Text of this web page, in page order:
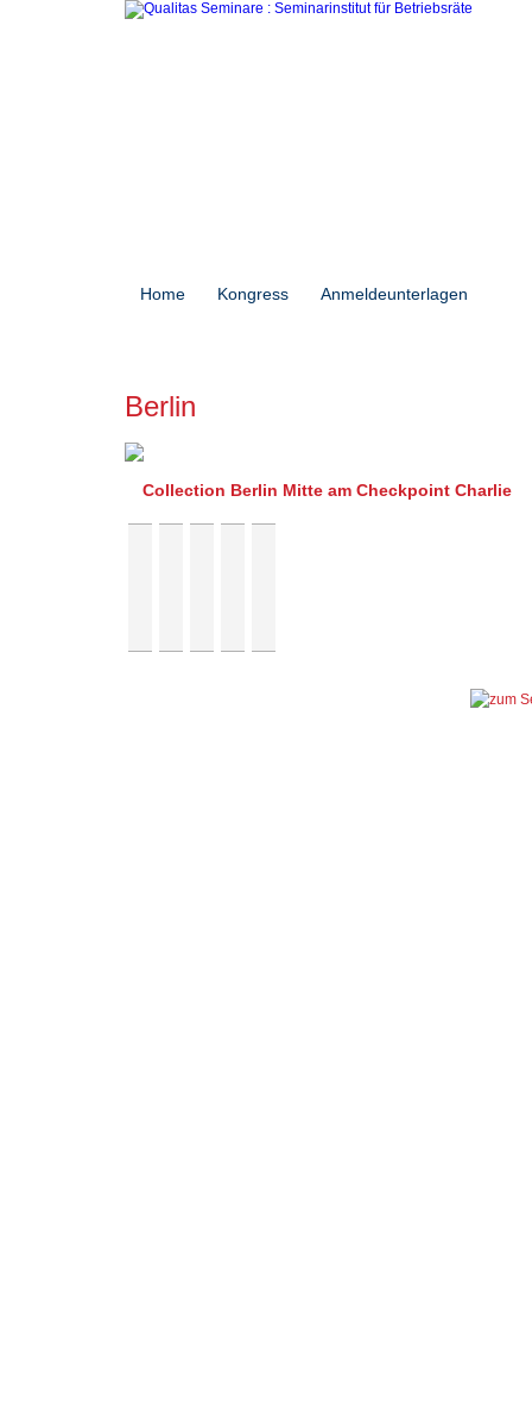
Home Kongress Anmeldeunterlagen
Berlin
Collection Berlin Mitte am Checkpoint Charlie